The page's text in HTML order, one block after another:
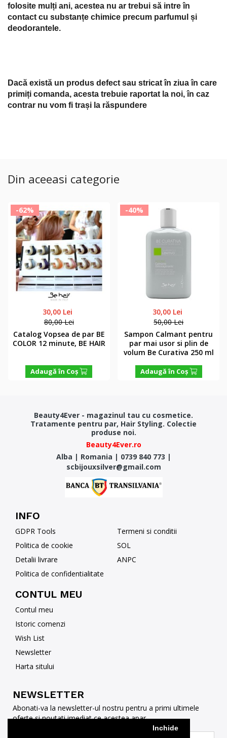
Inchide
folosite mulți ani, acestea nu ar trebui să intre în
contact cu substanțe chimice precum parfumul și
deodorantele.
Dacă există un produs defect sau stricat în ziua în care
primiți comanda, acesta trebuie raportat la noi, în caz
contrar nu vom fi trași la răspundere
Din aceeasi categorie
-62%
30,00 Lei
80,00 Lei
Catalog Vopsea de par BE
COLOR 12 minute, BE HAIR
Adaugă în Coş
-40%
30,00 Lei
50,00 Lei
Sampon Calmant pentru
par mai usor si plin de
volum Be Curativa 250 ml
Adaugă în Coş
Beauty4Ever - magazinul tau cu cosmetice.
Tratamente pentru par, Hair Styling. Colectie
produse noi.
Beauty4Ever.ro
Alba | Romania | 0739 840 773 |
scbijouxsilver@gmail.com
INFO
GDPR Tools
Politica de cookie
Detalii livrare
Politica de confidentialitate
Termeni si conditii
SOL
ANPC
CONTUL MEU
Contul meu
Istoric comenzi
Wish List
Newsletter
Harta sitului
NEWSLETTER
Abonati-va la newsletter-ul nostru pentru a primi ultimele
oferte si noutati imediat ce acestea apar